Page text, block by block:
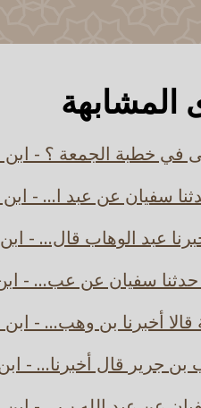
المشابهة
في خطبة الجمعة ؟ - ابن
سفيان عن عبد ا... -
عبد الوهاب قال... -
حدثنا سفيان عن عب... -
أخبرنا بن وهب... - ابن
جرير قال أخبرنا... -